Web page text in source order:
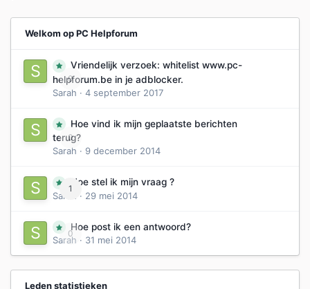
Welkom op PC Helpforum
0
Vriendelijk verzoek: whitelist www.pc-
helpforum.be in je adblocker.
Sarah · 4 september 2017
0
Hoe vind ik mijn geplaatste berichten
terug?
Sarah · 9 december 2014
1
Hoe stel ik mijn vraag ?
Sarah
· 29 mei 2014
0
Hoe post ik een antwoord?
Sarah · 31 mei 2014
Leden statistieken